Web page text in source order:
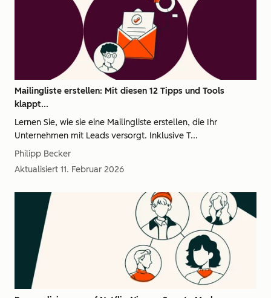
Mailingliste erstellen: Mit diesen 12 Tipps und Tools
klappt...
Lernen Sie, wie sie eine Mailingliste erstellen, die Ihr
Unternehmen mit Leads versorgt. Inklusive T...
Philipp Becker
Aktualisiert 11. Februar 2026